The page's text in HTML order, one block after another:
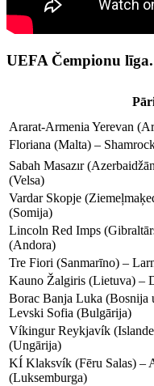
UEFA Čempionu
Ararat-Armenia Yerevan
Floriana (Malta) –
Sabah Masazır
(Velsa)
Vardar Skopje
(Somija)
Lincoln Red Imps
(Andora)
Tre Fiori (Sanmarīno) –
Kauno Žalgiris (Lietuva) –
Borac Banja Luka (Bosnija
Levski Sofia (Bulgārija)
Víkingur Reykjavík
(Ungārija)
KÍ Klaksvík (Fēru Salas) –
(Luksemburga)